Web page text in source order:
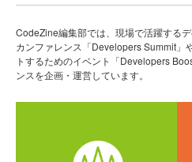
CodeZine編集部では、現場で活躍する
カンファレンス「Developers Summit」
トするためのイベント「Developers
ンスを企画・運営しています。